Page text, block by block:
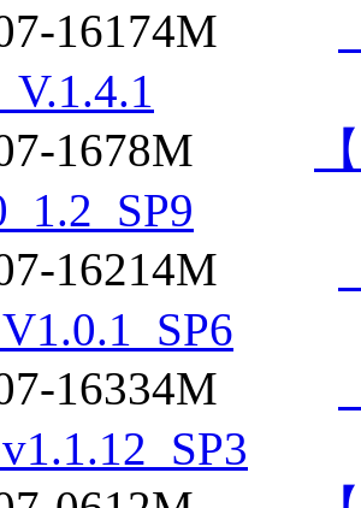
16174M
1678M
16214M
16334M